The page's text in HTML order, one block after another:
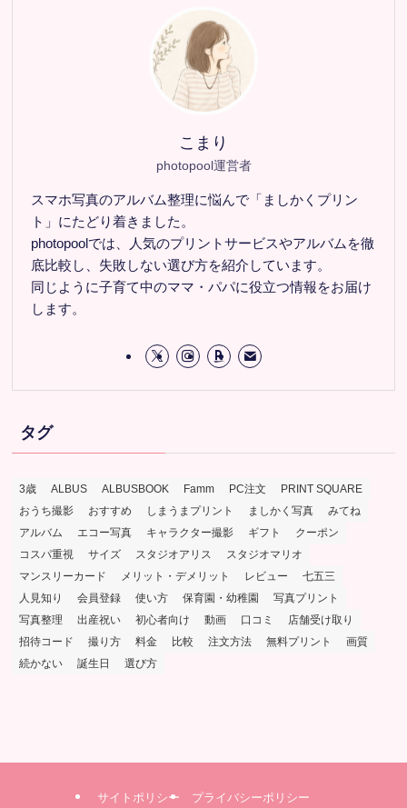
こまり
photopool運営者
スマホ写真のアルバム整理に悩んで「ましかくプリン
ト」にたどり着きました。
photopoolでは、人気のプリントサービスやアルバムを徹
底比較し、失敗しない選び方を紹介しています。
同じように子育て中のママ・パパに役立つ情報をお届け
します。
タグ
3歳 ALBUS ALBUSBOOK Famm PC注文
PRINT SQUARE
おうち撮影
おすすめ しまうまプリント ましかく写真
みてね
アルバム
エコー写真 キャラクター撮影 ギフト
クーポン
コスパ重視
サイズ スタジオアリス
スタジオマリオ
マンスリーカード
メリット・デメリット レビュー
七五三
人見知り
会員登録 使い方 保育園・幼稚園
写真プリント
写真整理
出産祝い 初心者向け 動画 口コミ
店舗受け取り
招待コード
撮り方 料金 比較 注文方法 無料プリント
画質
続かない
誕生日 選び方
サイトポリシー プライバシーポリシー